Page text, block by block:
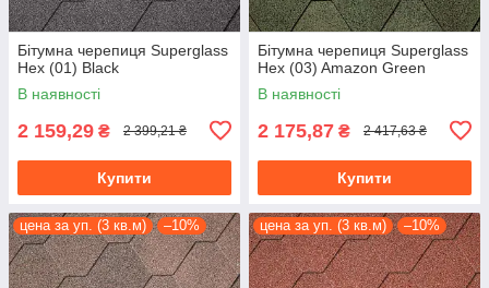
Бітумна черепиця Superglass
Hex (01) Black
В наявності
2 159,29 ₴ 2 399,21 ₴
Купити
Бітумна черепиця Superglass
Hex (03) Amazon Green
В наявності
2 175,87 ₴ 2 417,63 ₴
Купити
цена за уп. (3 кв.м) –10% цена за уп. (3 кв.м) –10%